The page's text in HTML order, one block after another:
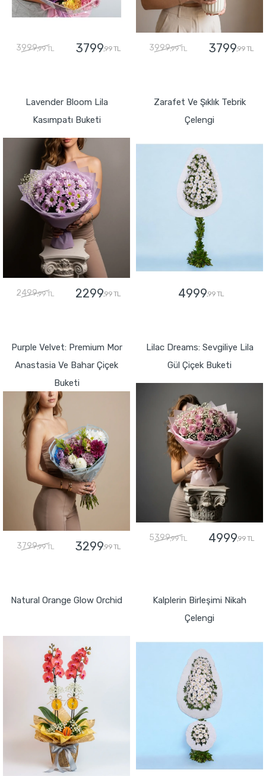
3999,99 TL 3799,99 TL 3999,99 TL 3799,99 TL
Lavender Bloom Lila
Kasımpatı Buketi
2499,99 TL 2299,99 TL
Zarafet Ve Şıklık Tebrik
Çelengi
4999,99 TL
Purple Velvet: Premium Mor
Anastasia Ve Bahar Çiçek
Buketi
3799,99 TL 3299,99 TL
Lilac Dreams: Sevgiliye Lila
Gül Çiçek Buketi
5399,99 TL 4999,99 TL
Natural Orange Glow Orchid
Kalplerin Birleşimi Nikah
Çelengi